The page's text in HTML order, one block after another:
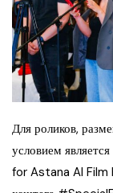
Для роликов,
условием
for Astana AI Film